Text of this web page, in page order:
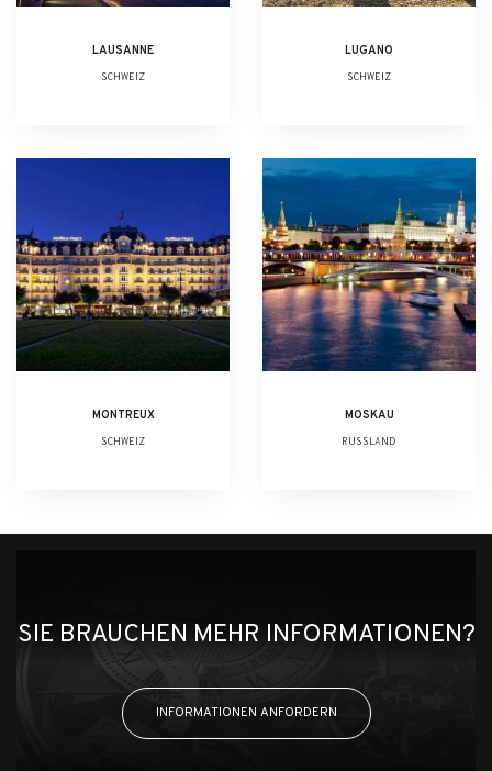
LAUSANNE
SCHWEIZ
LUGANO
SCHWEIZ
MONTREUX
SCHWEIZ
MOSKAU
RUSSLAND
SIE BRAUCHEN MEHR INFORMATIONEN?
INFORMATIONEN ANFORDERN